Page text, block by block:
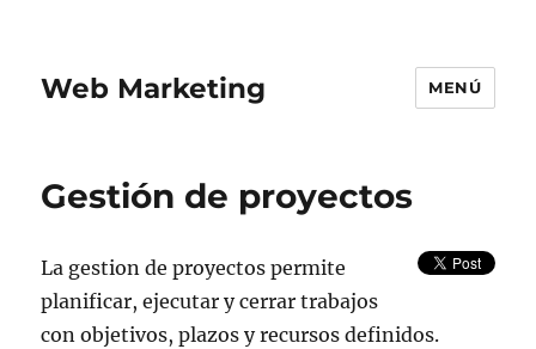
Web Marketing MENÚ
Gestión de proyectos
La gestion de proyectos permite
planificar, ejecutar y cerrar trabajos
con objetivos, plazos y recursos definidos.